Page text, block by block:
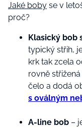
Jaké boby se v
proč?
Klasický bob
typický střih,
krk tak zcela
rovně
čelo a dodá
s oválným
A-line bob –